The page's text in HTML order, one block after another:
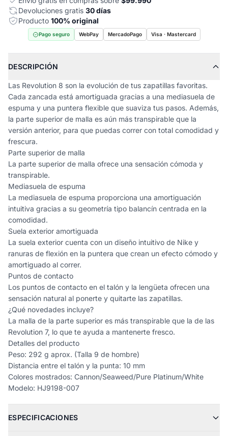
Devoluciones gratis 30 días
Producto 100% original
Pago seguro WebPay MercadoPago Visa · Mastercard
DESCRIPCIÓN
Las Revolution 8 son la evolución de tus zapatillas favoritas.
Cada zancada está amortiguada gracias a una mediasuela de
espuma y una puntera flexible que suaviza tus pasos. Además,
la parte superior de malla es aún más transpirable que la
versión anterior, para que puedas correr con total comodidad y
frescura.
Parte superior de malla
La parte superior de malla ofrece una sensación cómoda y
transpirable.
Mediasuela de espuma
La mediasuela de espuma proporciona una amortiguación
intuitiva gracias a su geometría tipo balancín centrada en la
comodidad.
Suela exterior amortiguada
La suela exterior cuenta con un diseño intuitivo de Nike y
ranuras de flexión en la puntera que crean un efecto cómodo y
amortiguado al correr.
Puntos de contacto
Los puntos de contacto en el talón y la lengüeta ofrecen una
sensación natural al ponerte y quitarte las zapatillas.
¿Qué novedades incluye?
La malla de la parte superior es más transpirable que la de las
Revolution 7, lo que te ayuda a mantenerte fresco.
Detalles del producto
Peso: 292 g aprox. (Talla 9 de hombre)
Distancia entre el talón y la punta: 10 mm
Colores mostrados: Cannon/Seaweed/Pure Platinum/White
Modelo: HJ9198-007
ESPECIFICACIONES